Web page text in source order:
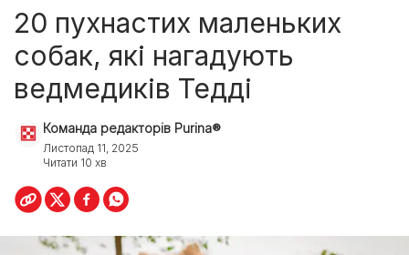
20 пухнастих маленьких
собак, які нагадують
ведмедиків Тедді
Команда редакторів Purina®
Листопад 11, 2025
Читати 10 хв